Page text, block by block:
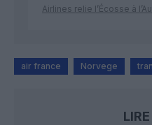
Airlines relie l’Écosse à
air france Norvege